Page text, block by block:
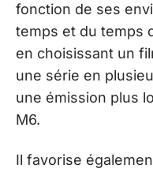
fonction de ses
temps et du temps
en choisissant un
une série en
une émission plus
M6.
Il favorise